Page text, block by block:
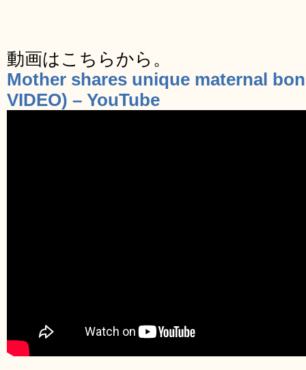
動画はこちらから。
Mother shares unique maternal
VIDEO) – YouTube